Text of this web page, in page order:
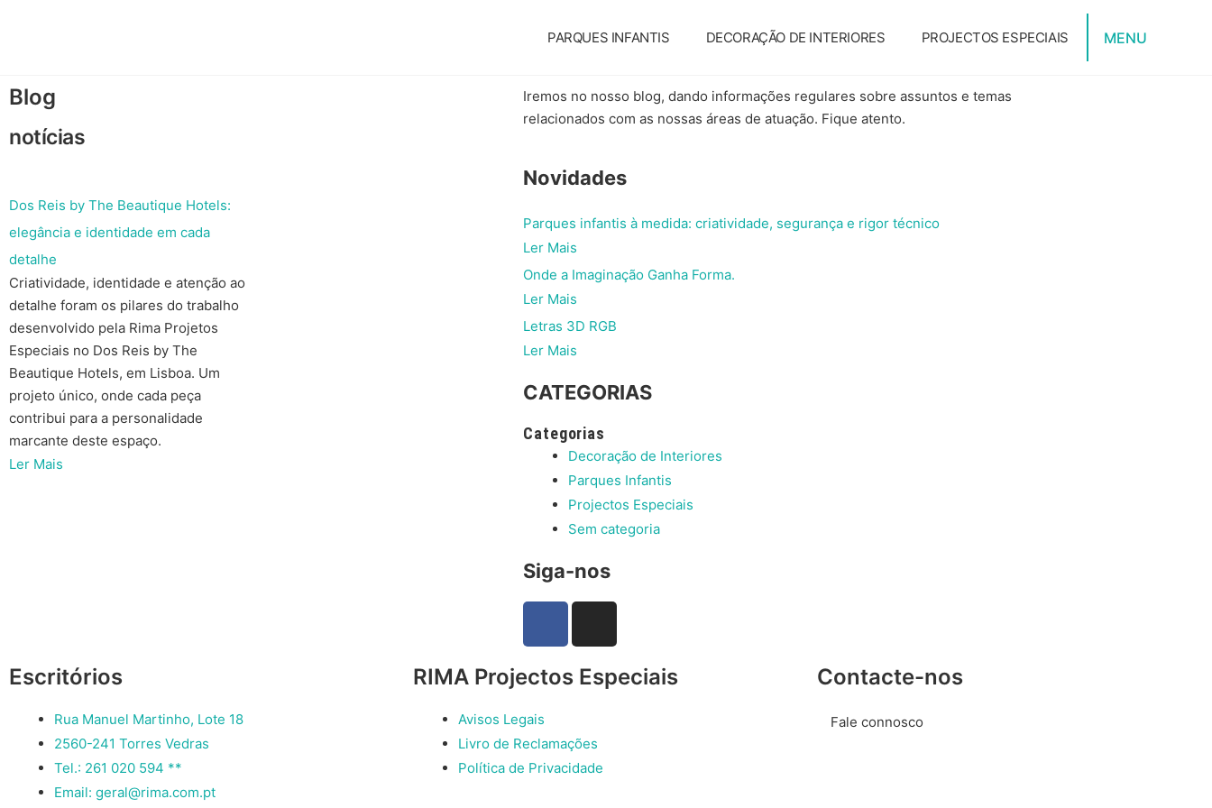
PARQUES INFANTIS DECORAÇÃO DE INTERIORES PROJECTOS ESPECIAIS MENU
Blog
notícias
Iremos no nosso blog, dando informações regulares sobre assuntos e temas
relacionados com as nossas áreas de atuação. Fique atento.
Dos Reis by The Beautique Hotels:
elegância e identidade em cada
detalhe
Criatividade, identidade e atenção ao
detalhe foram os pilares do trabalho
desenvolvido pela Rima Projetos
Especiais no Dos Reis by The
Beautique Hotels, em Lisboa. Um
projeto único, onde cada peça
contribui para a personalidade
marcante deste espaço.
Ler Mais
Novidades
Parques infantis à medida: criatividade, segurança e rigor técnico
Ler Mais
Onde a Imaginação Ganha Forma.
Ler Mais
Letras 3D RGB
Ler Mais
CATEGORIAS
Categorias
Decoração de Interiores
Parques Infantis
Projectos Especiais
Sem categoria
Siga-nos
Escritórios
Rua Manuel Martinho, Lote 18
2560-241 Torres Vedras
Tel.: 261 020 594 **
Email: geral@rima.com.pt
RIMA Projectos Especiais
Avisos Legais
Livro de Reclamações
Política de Privacidade
Contacte-nos
Fale connosco